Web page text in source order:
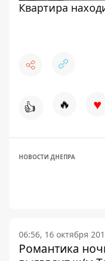
Квартира
👍 🔥 ♥
НОВОСТИ ДНЕПРА
06:56, 16 октября
Романтика